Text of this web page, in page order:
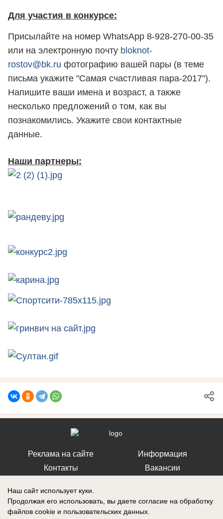
Для участия в конкурсе:
Присылайте на номер WhatsApp 8-928-270-00-35
или на электронную почту bloknot-
rostov@bk.ru фотографию вашей пары (в теме
письма укажите "Самая счастливая пара-2017").
Напишите ваши имена и возраст, а также
несколько предложений о том, как вы
познакомились. Укажите свои контактные
данные.
Наши партнеры:
Реклама на сайте
Контакты
Информация
Вакансии
Наш сайт использует куки.
Продолжая его использовать, вы даете согласие на обработку
файлов cookie и пользовательских данных.